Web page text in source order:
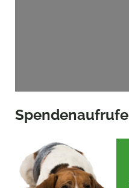
Spendenaufrufe